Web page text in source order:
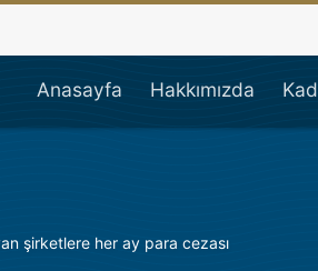
İşçi
Anasayfa Hakkımızda
şirketlere her ay para cezası